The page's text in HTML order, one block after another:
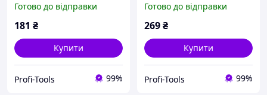
Готово до відправки
181 ₴
Купити
Profi-Tools 99%
Готово до відправки
269₴
Купити
Profi-Tools 99%